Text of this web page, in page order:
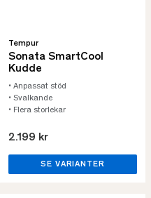
Tempur
Sonata SmartCool
Kudde
• Anpassat stöd
• Svalkande
• Flera storlekar
2.199 kr
SE VARIANTER